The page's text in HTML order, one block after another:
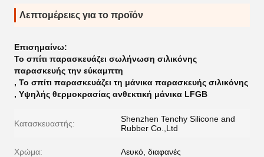
Λεπτομέρειες για το προϊόν
Επισημαίνω:
Το σπίτι παρασκευάζει σωλήνωση σιλικόνης
παρασκευής την εύκαμπτη
, Το σπίτι παρασκευάζει τη μάνικα παρασκευής σιλικόνης
, Υψηλής θερμοκρασίας ανθεκτική μάνικα LFGB
Κατασκευαστής:
Shenzhen Tenchy Silicone and
Rubber Co.,Ltd
Χρώμα: Λευκό, διαφανές